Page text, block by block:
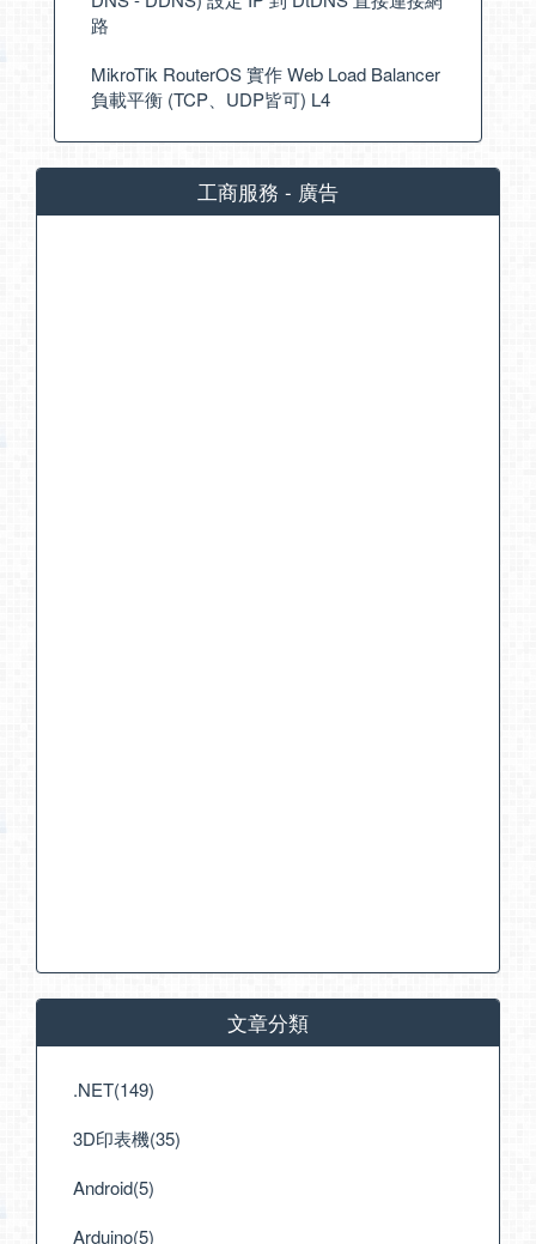
路
MikroTik RouterOS 實作 Web Load Balancer
負載平衡 (TCP、UDP皆可) L4
工商服務 - 廣告
文章分類
.NET(149)
3D印表機(35)
Android(5)
Arduino(5)